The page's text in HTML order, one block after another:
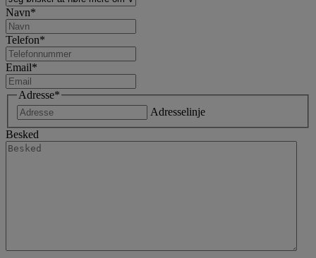
Navn*
Telefon*
Email*
Adresse*
Adresselinje
Besked